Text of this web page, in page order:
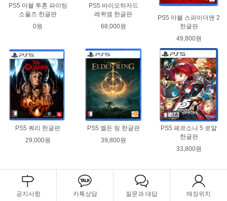
PS5 마블 투혼 파이팅
소울즈 한글판
0원
PS5 바이오하자드
레퀴엠 한글판
68,000원
PS5 마블 스파이더맨 2
한글판
49,800원
PS5 쿼리 한글판
29,000원
PS5 엘든 링 한글판
39,800원
PS5 페르소나 5 로얄
한글판
33,800원
공지사항 카톡상담 질문과 대답 매장위치